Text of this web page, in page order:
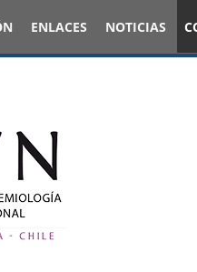
ENLACES NOTICIAS